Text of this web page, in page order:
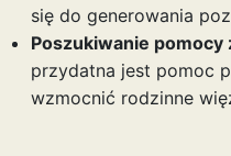
się do generowania
Poszukiwanie
przydatna jest pomoc
wzmocnić rodzinne